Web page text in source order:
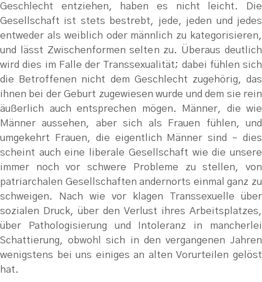
Geschlecht entziehen, haben es nicht leicht. Die
Gesellschaft ist stets bestrebt, jede, jeden und jedes
entweder als weiblich oder männlich zu kategorisieren,
und lässt Zwischenformen selten zu. Überaus deutlich
wird dies im Falle der Transsexualität; dabei fühlen sich
die Betroffenen nicht dem Geschlecht zugehörig, das
ihnen bei der Geburt zugewiesen wurde und dem sie rein
äußerlich auch entsprechen mögen. Männer, die wie
Männer aussehen, aber sich als Frauen fühlen, und
umgekehrt Frauen, die eigentlich Männer sind – dies
scheint auch eine liberale Gesellschaft wie die unsere
immer noch vor schwere Probleme zu stellen, von
patriarchalen Gesellschaften andernorts einmal ganz zu
schweigen. Nach wie vor klagen Transsexuelle über
sozialen Druck, über den Verlust ihres Arbeitsplatzes,
über Pathologisierung und Intoleranz in mancherlei
Schattierung, obwohl sich in den vergangenen Jahren
wenigstens bei uns einiges an alten Vorurteilen gelöst
hat.